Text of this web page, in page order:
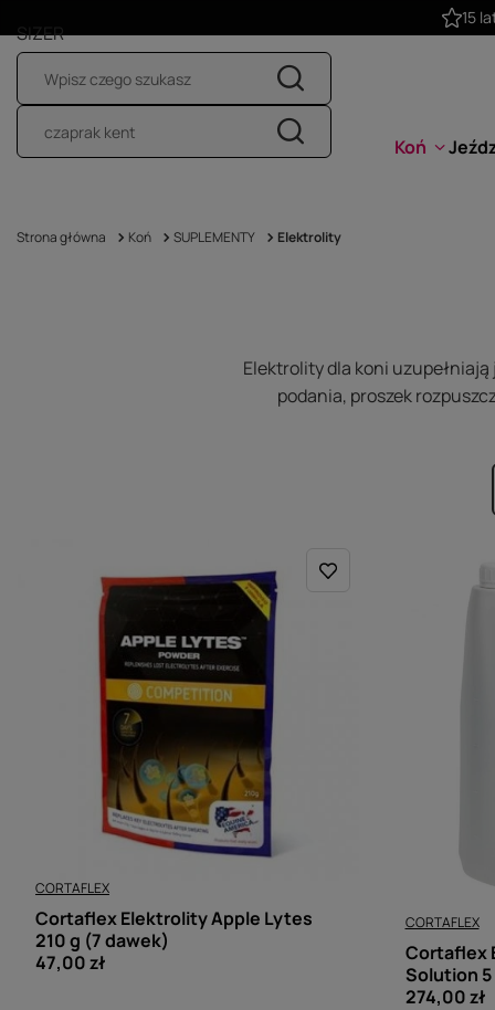
Koń
Strona główna Koń SUPLEMENTY Elektrolity
Elektrolity dla koni
podania, proszek
CORTAFLEX
Cortaflex Elektrolity Apple Lytes
210 g (7 dawek)
47,00 zł
CORTAFLEX
Cortaflex
Solution 5
274,00 zł
SIZER